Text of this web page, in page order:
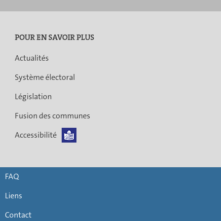
POUR EN SAVOIR PLUS
Actualités
Système électoral
Législation
Fusion des communes
Accessibilité
FAQ
Liens
Contact